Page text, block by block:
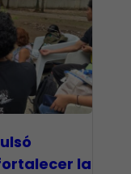
la